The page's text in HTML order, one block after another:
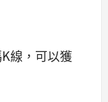
線，可以獲